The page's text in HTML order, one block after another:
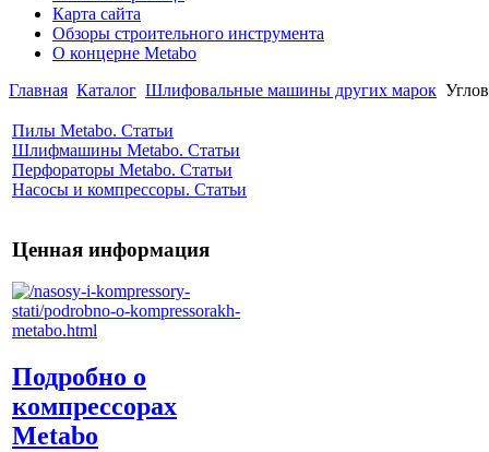
Карта сайта
Обзоры строительного инструмента
О концерне Metabo
Главная Каталог Шлифовальные машины других марок
Пилы Metabo. Статьи
Шлифмашины Metabo. Статьи
Перфораторы Metabo. Статьи
Насосы и компрессоры. Статьи
Ценная информация
Подробно о
компрессорах
Metabo